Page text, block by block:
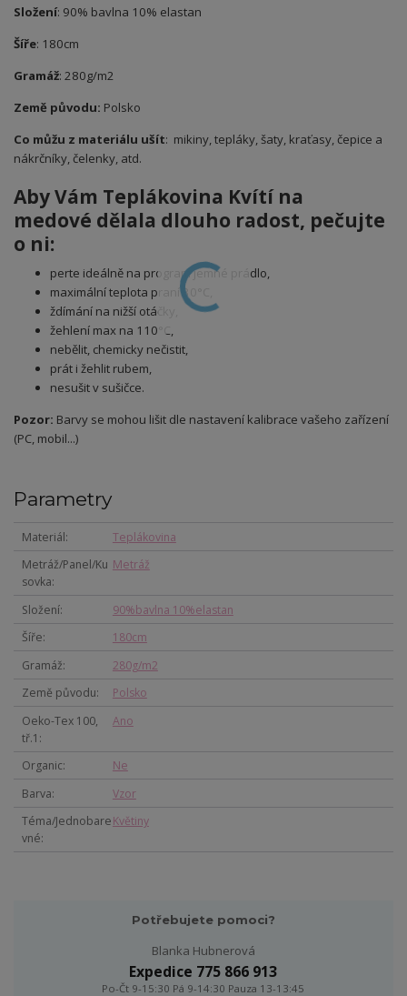
Složení: 90% bavlna 10% elastan
Šíře: 180cm
Gramáž: 280g/m2
Země původu: Polsko
Co můžu z materiálu ušít: mikiny, tepláky, šaty, kraťasy, čepice a
nákrčníky, čelenky, atd.
Aby Vám Teplákovina Kvítí na
medové dělala dlouho radost, pečujte
o ni:
perte ideálně na program jemné prádlo,
maximální teplota praní 30°C,
ždímání na nižší otáčky,
žehlení max na 110°C,
nebělit, chemicky nečistit,
prát i žehlit rubem,
nesušit v sušičce.
Pozor: Barvy se mohou lišit dle nastavení kalibrace vašeho zařízení
(PC, mobil...)
Parametry
Materiál
Teplákovina
Metráž/Panel/Ku
sovka
Metráž
Složení
90%bavlna 10%elastan
Šíře
180cm
Gramáž
280g/m2
Země původu
Polsko
Oeko-Tex 100,
tř.1
Ano
Organic
Ne
Barva
Vzor
Téma/Jednobare
vné
Květiny
Potřebujete pomoci?
Blanka Hubnerová
Expedice 775 866 913
Po-Čt 9-15:30 Pá 9-14:30 Pauza 13-13:45